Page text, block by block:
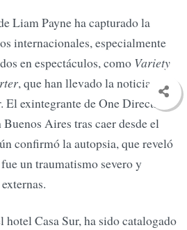
Liam Payne ha capturado la
internacionales, especialmente
en espectáculos, como Variety
, que han llevado la noticia en
El exintegrante de One Direction
Aires tras caer desde el
confirmó la autopsia, que reveló
un traumatismo severo y
Casa Sur, ha sido catalogado